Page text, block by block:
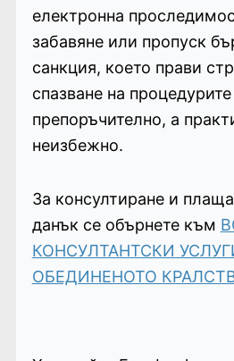
електронна
забавяне или пропуск
санкция, което прави
спазване на
препоръчително, а
неизбежно.
За консултиране и
данък се обърнете към
КОНСУЛТАНТСКИ
ОБЕДИНЕНОТО